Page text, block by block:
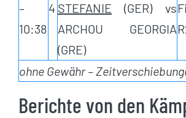
–
10:38
4 STEFANIE (GER) vs
ARCHOU GEORGIA
(GRE)
ohne Gewähr –
Berichte von den